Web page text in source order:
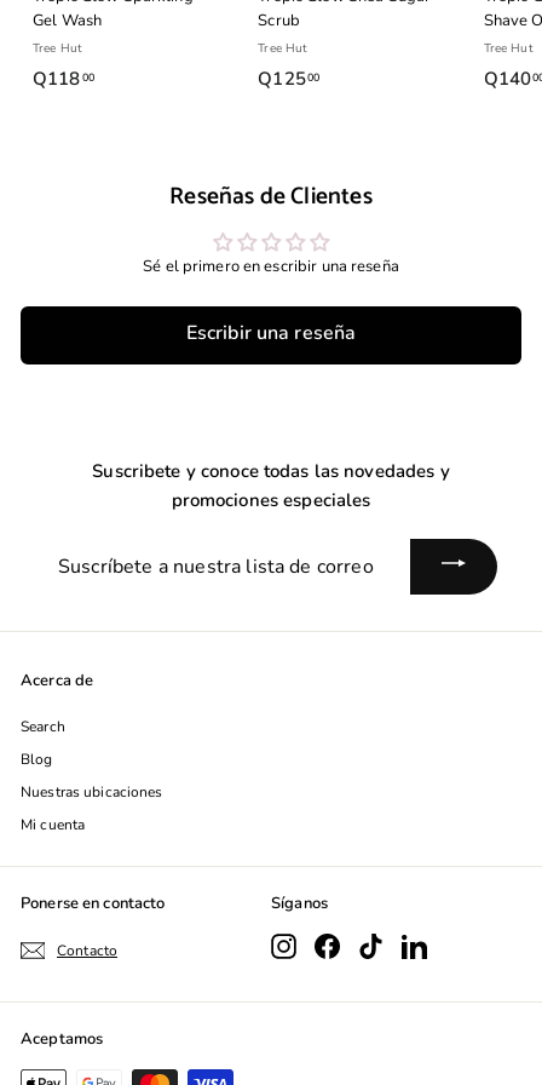
Gel Wash
Tree Hut
Q11800Q
Scrub
Tree Hut
Q12500
.
0
Shave
Tree Hut
Q140
Reseñas de Clientes
Sé el primero en escribir una reseña
Escribir una reseña
Suscribete y conoce todas las novedades y
promociones especiales
Suscríbete
lista
correo
Acerca de
Search
Blog
Nuestras ubicaciones
Mi cuenta
Ponerse en contacto
Contacto
Síganos
InstagramFacebookTikTok
Aceptamos